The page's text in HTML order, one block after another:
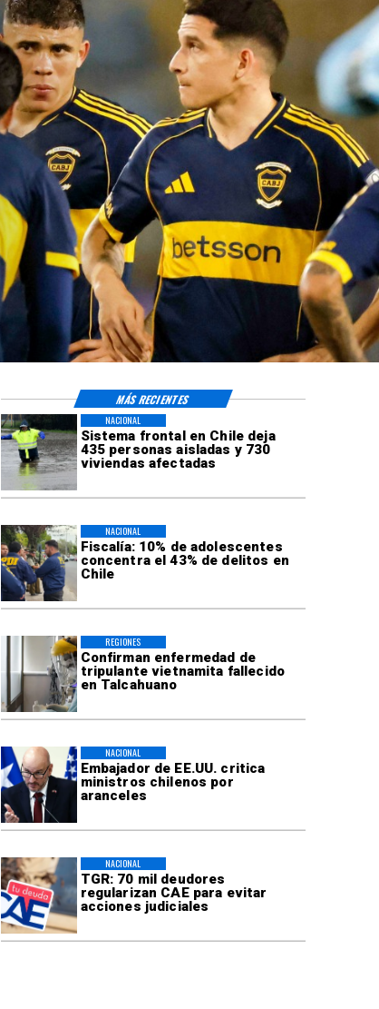
Sistema frontal en Chile deja
435 personas aisladas y 730
viviendas afectadas
NACIONAL
Fiscalía: 10% de adolescentes
concentra el 43% de delitos en
Chile
NACIONAL
Confirman enfermedad de
tripulante vietnamita fallecido
en Talcahuano
REGIONES
Embajador de EE.UU. critica
ministros chilenos por
aranceles
NACIONAL
TGR: 70 mil deudores
regularizan CAE para evitar
acciones judiciales
NACIONAL
MÁS RECIENTES